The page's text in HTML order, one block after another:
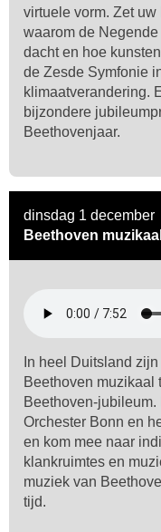
virtuele vorm. Zet
waarom de
dacht en hoe
de Zesde Symfonie
klimaatverandering.
bijzondere
Beethovenjaar.
dinsdag 1 december
Beethoven
In heel Duitsland
Beethoven muzikaal
Beethoven-
Orchester Bonn en
en kom mee naar
klankruimtes en
muziek van
tijd.